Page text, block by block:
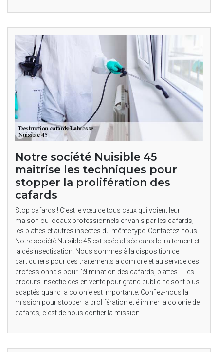
Notre société Nuisible 45
maitrise les techniques pour
stopper la prolifération des
cafards
Stop cafards ! C’est le vœu de tous ceux qui voient leur
maison ou locaux professionnels envahis par les cafards,
les blattes et autres insectes du même type. Contactez-nous.
Notre société Nuisible 45 est spécialisée dans le traitement et
la désinsectisation. Nous sommes à la disposition de
particuliers pour des traitements à domicile et au service des
professionnels pour l’élimination des cafards, blattes… Les
produits insecticides en vente pour grand public ne sont plus
adaptés quand la colonie est importante. Confiez-nous la
mission pour stopper la prolifération et éliminer la colonie de
cafards, c’est de nous confier la mission.